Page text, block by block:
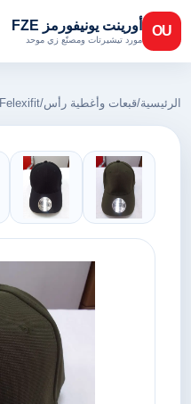
OU أورينت يونيفورمز FZE
مورد تيشيرتات ومصنّع زي موحد
الرئيسية/قبعات وأغطية رأس/
Felexifit